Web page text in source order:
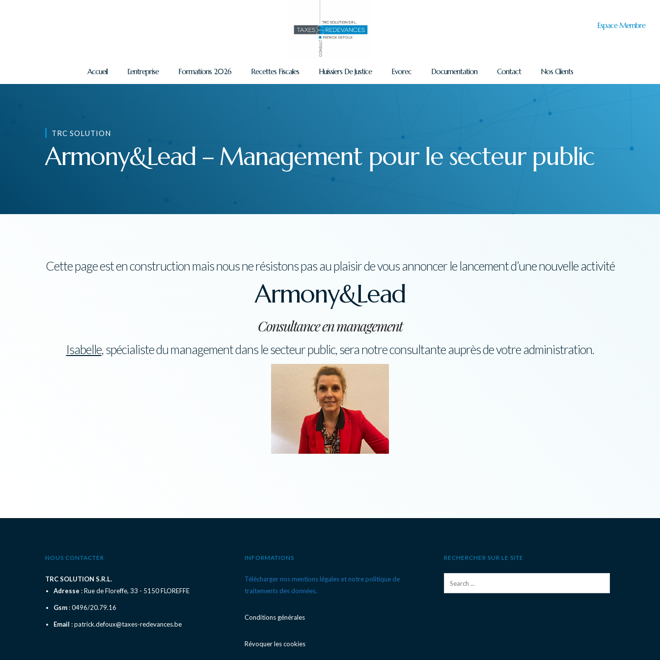
Espace Membre
Accueil L’entreprise Formations 2026 Recettes Fiscales Huissiers De Justice Evorec Documentation Contact Nos Clients
TRC SOLUTION
Armony&Lead – Management pour le secteur public
Cette page est en construction mais nous ne résistons pas au plaisir de vous annoncer le lancement d’une nouvelle activité
Armony&Lead
Consultance en management
Isabelle, spécialiste du management dans le secteur public, sera notre consultante auprès de votre administration.
NOUS CONTACTER
TRC SOLUTION S.R.L.
Adresse : Rue de Floreffe, 33 - 5150 FLOREFFE
Gsm: 0496/20.79.16
Email : patrick.defoux@taxes-redevances.be
INFORMATIONS
Télécharger nos mentions légales et notre politique de
traitements des données.
Conditions générales
Révoquer les cookies
RECHERCHER SUR LE SITE